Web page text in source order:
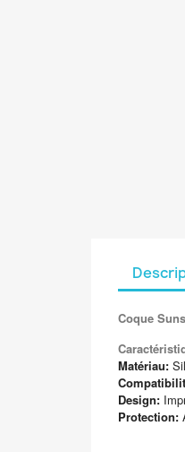
Coque
Matériau:
Design:
Protection: